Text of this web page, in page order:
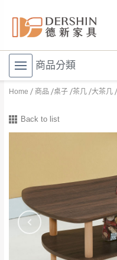
商品分類
Home 商品 桌子 茶几 大茶几
Back to list